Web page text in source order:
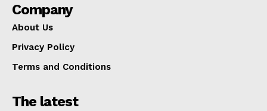
Company
About Us
Privacy Policy
Terms and Conditions
The latest